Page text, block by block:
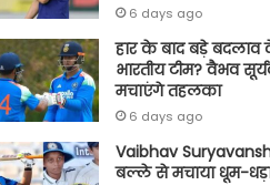
6 days ago
हार के बाद बड़े बदलाव
भारतीय टीम? वैभव
मचाएंगे तहलका
6 days ago
Vaibhav
बल्ले से मचाया धूम-